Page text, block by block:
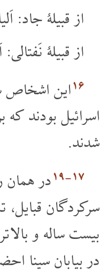
از قبیلۀ جاد:
از قبیلۀ
۱۶این اشخاص
اسرائیل بودند
شدند.
۱۷‏-۱۹
در همان
سرکردگان قبایل،
بیست ساله و بالا
در بیابان سینا